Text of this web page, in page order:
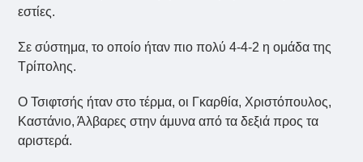
εστίες.
Σε σύστημα, το οποίο ήταν πιο πολύ 4-4-2 η ομάδα της
Τρίπολης.
Ο Τσιφτσής ήταν στο τέρμα, οι Γκαρθία, Χριστόπουλος,
Καστάνιο, Άλβαρες στην άμυνα από τα δεξιά προς τα
αριστερά.